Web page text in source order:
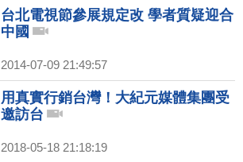
台北電視節參展規定改 學者質疑迎合
中國
2014-07-09 21:49:57
用真實行銷台灣！大紀元媒體集團受
邀訪台
2018-05-18 21:18:19